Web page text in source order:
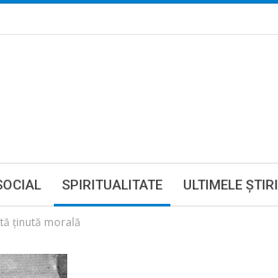
SPIRITUALITATE ULTIMELE ŞTIRI
ținută morală